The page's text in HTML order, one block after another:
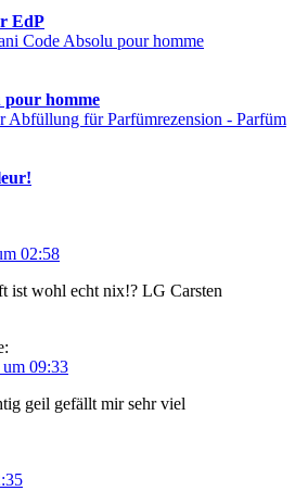
EdP
pour homme
02:58
ist wohl echt nix!? LG Carsten
um 09:33
geil gefällt mir sehr viel